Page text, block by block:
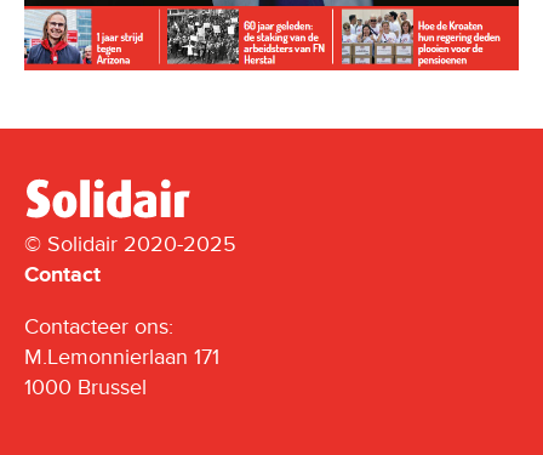
© Solidair 2020-2025
Contact
Contacteer ons:
M.Lemonnierlaan 171
1000 Brussel